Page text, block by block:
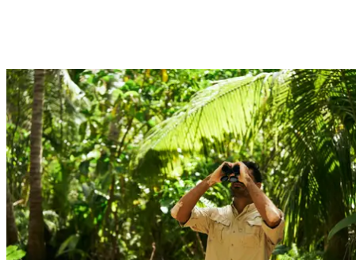
Profitez d'une sélection d'adresses raffinées et traditionnelles pour un
circuit complètement immergé.